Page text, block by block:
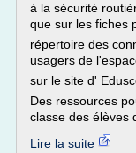
à la sécurité
que sur les fiches
répertoire des
usagers de
sur le site d'
Des ressources
classe des élèves
Lire la suite